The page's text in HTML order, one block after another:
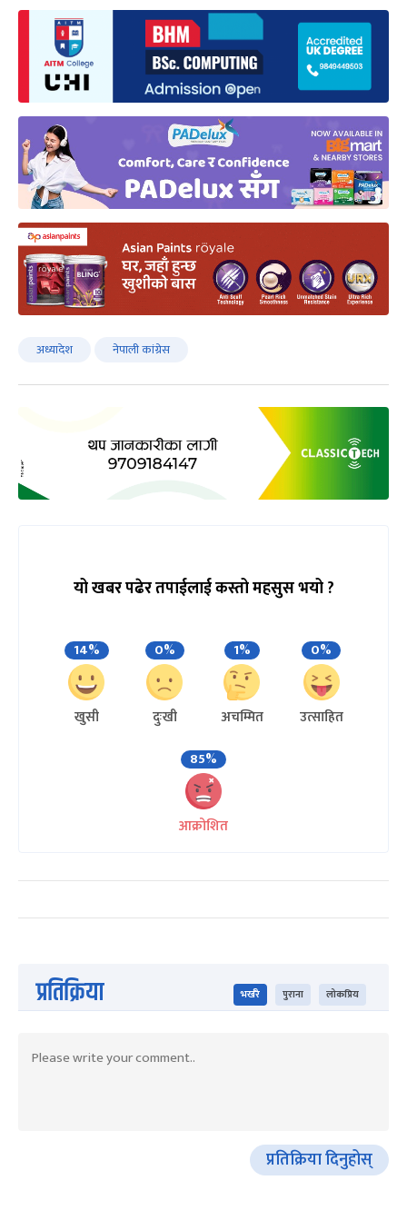
अध्यादेश नेपाली कांग्रेस
यो खबर पढेर तपाईलाई कस्तो महसुस भयो ?
14%
खुसी
0%
दुःखी
1%
अचम्मित
0%
उत्साहित
85%
आक्रोशित
प्रतिक्रिया भर्खरै पुराना लोकप्रिय
प्रतिक्रिया दिनुहोस्